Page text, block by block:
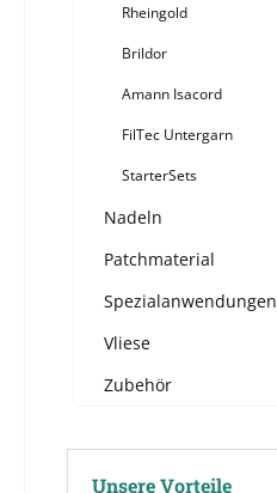
Rheingold
Brildor
Amann Isacord
FilTec Untergarn
StarterSets
Nadeln
Patchmaterial
Spezialanwendungen
Vliese
Zubehör
Unsere Vorteile